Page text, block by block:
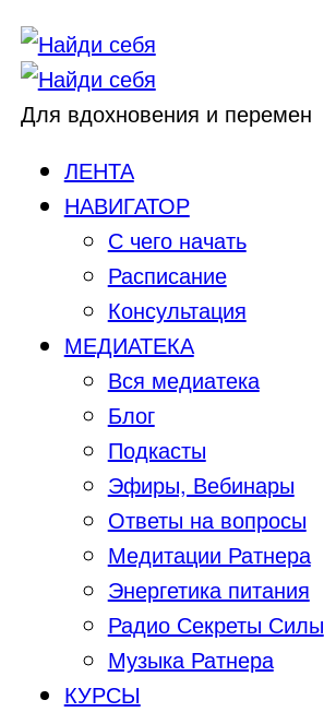
Для вдохновения и перемен
ЛЕНТА
НАВИГАТОР
С чего начать
Расписание
Консультация
МЕДИАТЕКА
Вся медиатека
Блог
Подкасты
Эфиры, Вебинары
Ответы на вопросы
Медитации Ратнера
Энергетика питания
Радио Секреты Силы
Музыка Ратнера
КУРСЫ